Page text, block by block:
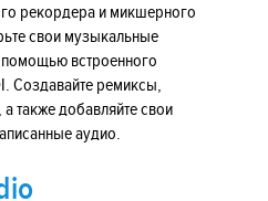
рекордера и микшерного
свои музыкальные
встроенного
Создавайте ремиксы,
также добавляйте свои
аудио.